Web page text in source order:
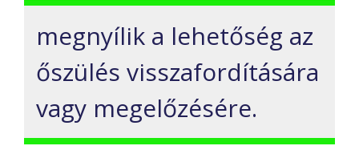
megnyílik a lehetőség az
őszülés visszafordítására
vagy megelőzésére.